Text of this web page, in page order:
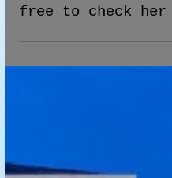
Market Price for
House or a Deal